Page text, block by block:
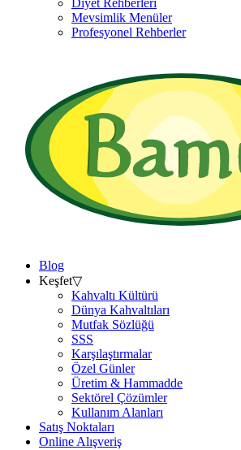
Diyet Rehberleri
Mevsimlik Menüler
Profesyonel Rehberler
Blog
Keşfet▽
Kahvaltı Kültürü
Dünya Kahvaltıları
Mutfak Sözlüğü
SSS
Karşılaştırmalar
Özel Günler
Üretim & Hammadde
Sektörel Çözümler
Kullanım Alanları
Satış Noktaları
Online Alışveriş